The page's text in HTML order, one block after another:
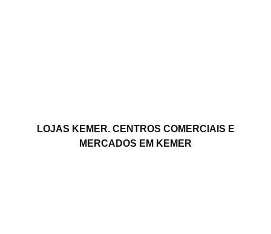
LOJAS KEMER. CENTROS COMERCIAIS E
MERCADOS EM KEMER